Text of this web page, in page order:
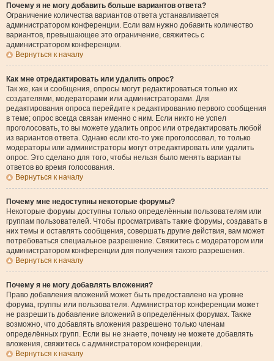
Почему я не могу добавить больше вариантов ответа?
Ограничение количества вариантов ответа устанавливается
администратором конференции. Если вам нужно добавить количество
вариантов, превышающее это ограничение, свяжитесь с
администратором конференции.
Вернуться к началу
Как мне отредактировать или удалить опрос?
Так же, как и сообщения, опросы могут редактироваться только их
создателями, модераторами или администраторами. Для
редактирования опроса перейдите к редактированию первого сообщения
в теме; опрос всегда связан именно с ним. Если никто не успел
проголосовать, то вы можете удалить опрос или отредактировать любой
из вариантов ответа. Однако если кто-то уже проголосовал, то только
модераторы или администраторы могут отредактировать или удалить
опрос. Это сделано для того, чтобы нельзя было менять варианты
ответов во время голосования.
Вернуться к началу
Почему мне недоступны некоторые форумы?
Некоторые форумы доступны только определённым пользователям или
группам пользователей. Чтобы просматривать такие форумы, создавать в
них темы и оставлять сообщения, совершать другие действия, вам может
потребоваться специальное разрешение. Свяжитесь с модератором или
администратором конференции для получения такого разрешения.
Вернуться к началу
Почему я не могу добавлять вложения?
Право добавления вложений может быть предоставлено на уровне
форума, группы или пользователя. Администратор конференции может
не разрешить добавление вложений в определённых форумах. Также
возможно, что добавлять вложения разрешено только членам
определённых групп. Если вы не знаете, почему не можете добавлять
вложения, свяжитесь с администратором конференции.
Вернуться к началу